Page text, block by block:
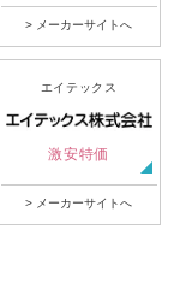
> メーカーサイトへ
エイテックス
激安特価
> メーカーサイトへ